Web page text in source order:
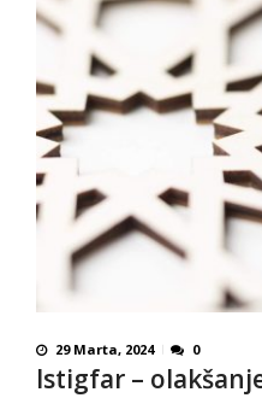
29 Marta, 2024 0
Istigfar –